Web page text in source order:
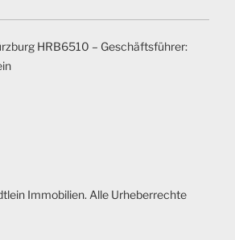
HRB6510 – Geschäftsführer:
Immobilien. Alle Urheberrechte